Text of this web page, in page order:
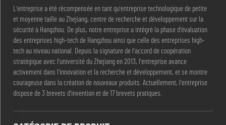
L'entreprise a été récompensée en tant qu'entreprise technologique de petite
et moyenne taille au Zhejiang, centre de recherche et développement sur la
sécurité à Hangzhou. De plus, notre entreprise a intégré la phase d'évaluation
des entreprises high-tech de Hangzhou ainsi que celle des entreprises high-
tech au niveau national. Depuis la signature de l'accord de coopération
stratégique avec l'université du Zhejiang en 2013, l'entreprise avance
activement dans l'innovation et la recherche et développement, et se montre
courageuse dans la création de nouveaux produits. Actuellement, l'entreprise
dispose de 3 brevets d'invention et de 17 brevets pratiques.